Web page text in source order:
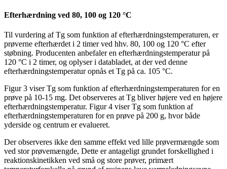
Efterhærdning ved 80, 100 og 120 °C
Til vurdering af Tg som funktion af efterhærdningstemperaturen, er
prøverne efterhærdet i 2 timer ved hhv. 80, 100 og 120 °C efter
støbning. Producenten anbefaler en efterhærdningstemperatur på
120 °C i 2 timer, og oplyser i databladet, at der ved denne
efterhærdningstemperatur opnås et Tg på ca. 105 °C.
Figur 3 viser Tg som funktion af efterhærdningstemperaturen for en
prøve på 10-15 mg. Det observeres at Tg bliver højere ved en højere
efterhærdningstemperatur. Figur 4 viser Tg som funktion af
efterhærdningstemperaturen for en prøve på 200 g, hvor både
yderside og centrum er evalueret.
Der observeres ikke den samme effekt ved lille prøvermængde som
ved stor prøvemængde, Dette er antageligt grundet forskellighed i
reaktionskinetikken ved små og store prøver, primært